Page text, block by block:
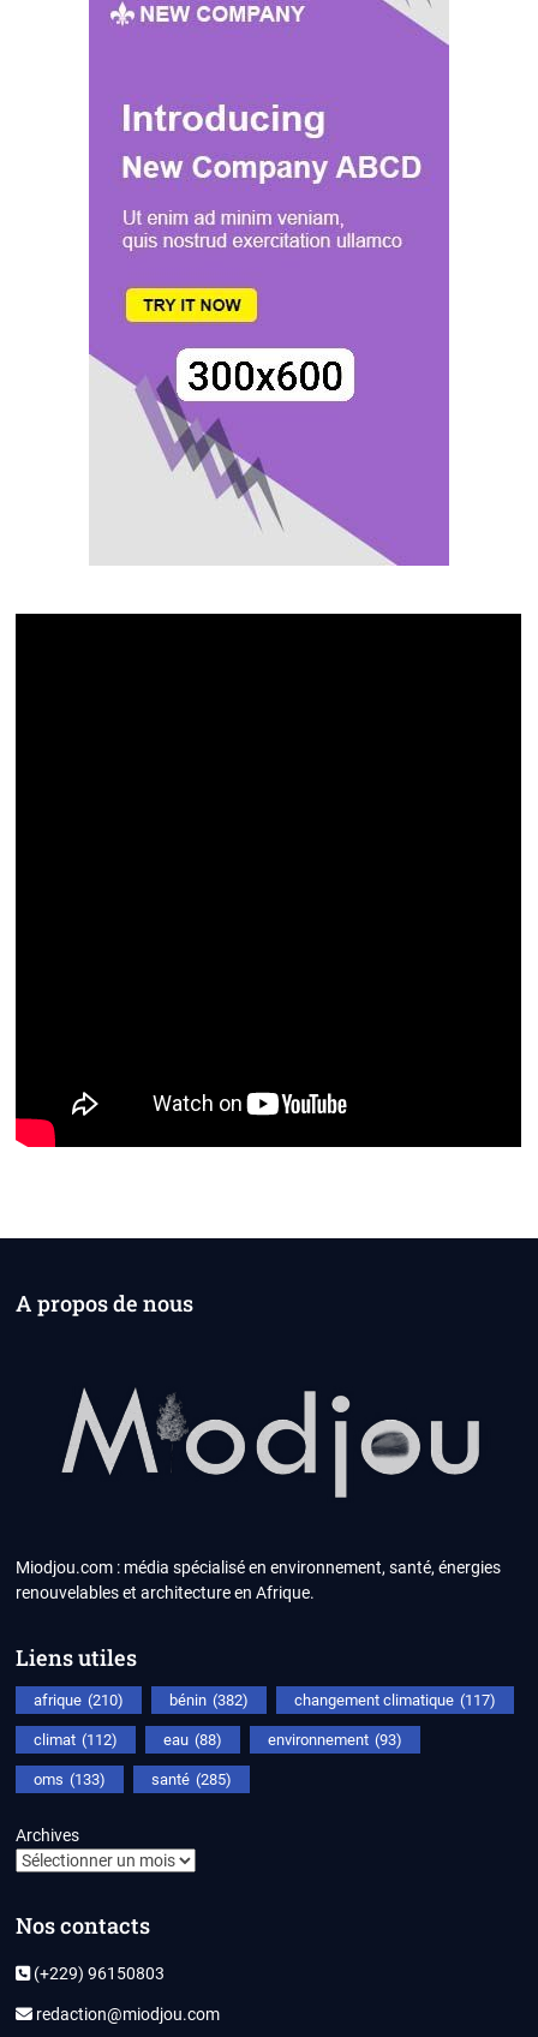
A propos de nous
Miodjou.com : média spécialisé en environnement, santé, énergies
renouvelables et architecture en Afrique.
Liens utiles
afrique (210) bénin (382) changement climatique (117)
climat (112) eau (88) environnement (93)
oms (133) santé (285)
Archives
Nos contacts
(+229) 96150803
redaction@miodjou.com